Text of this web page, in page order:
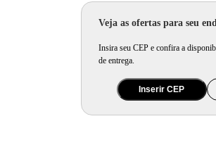
Veja as ofertas para seu
Insira seu CEP e confira a
de entrega.
Inserir CEP